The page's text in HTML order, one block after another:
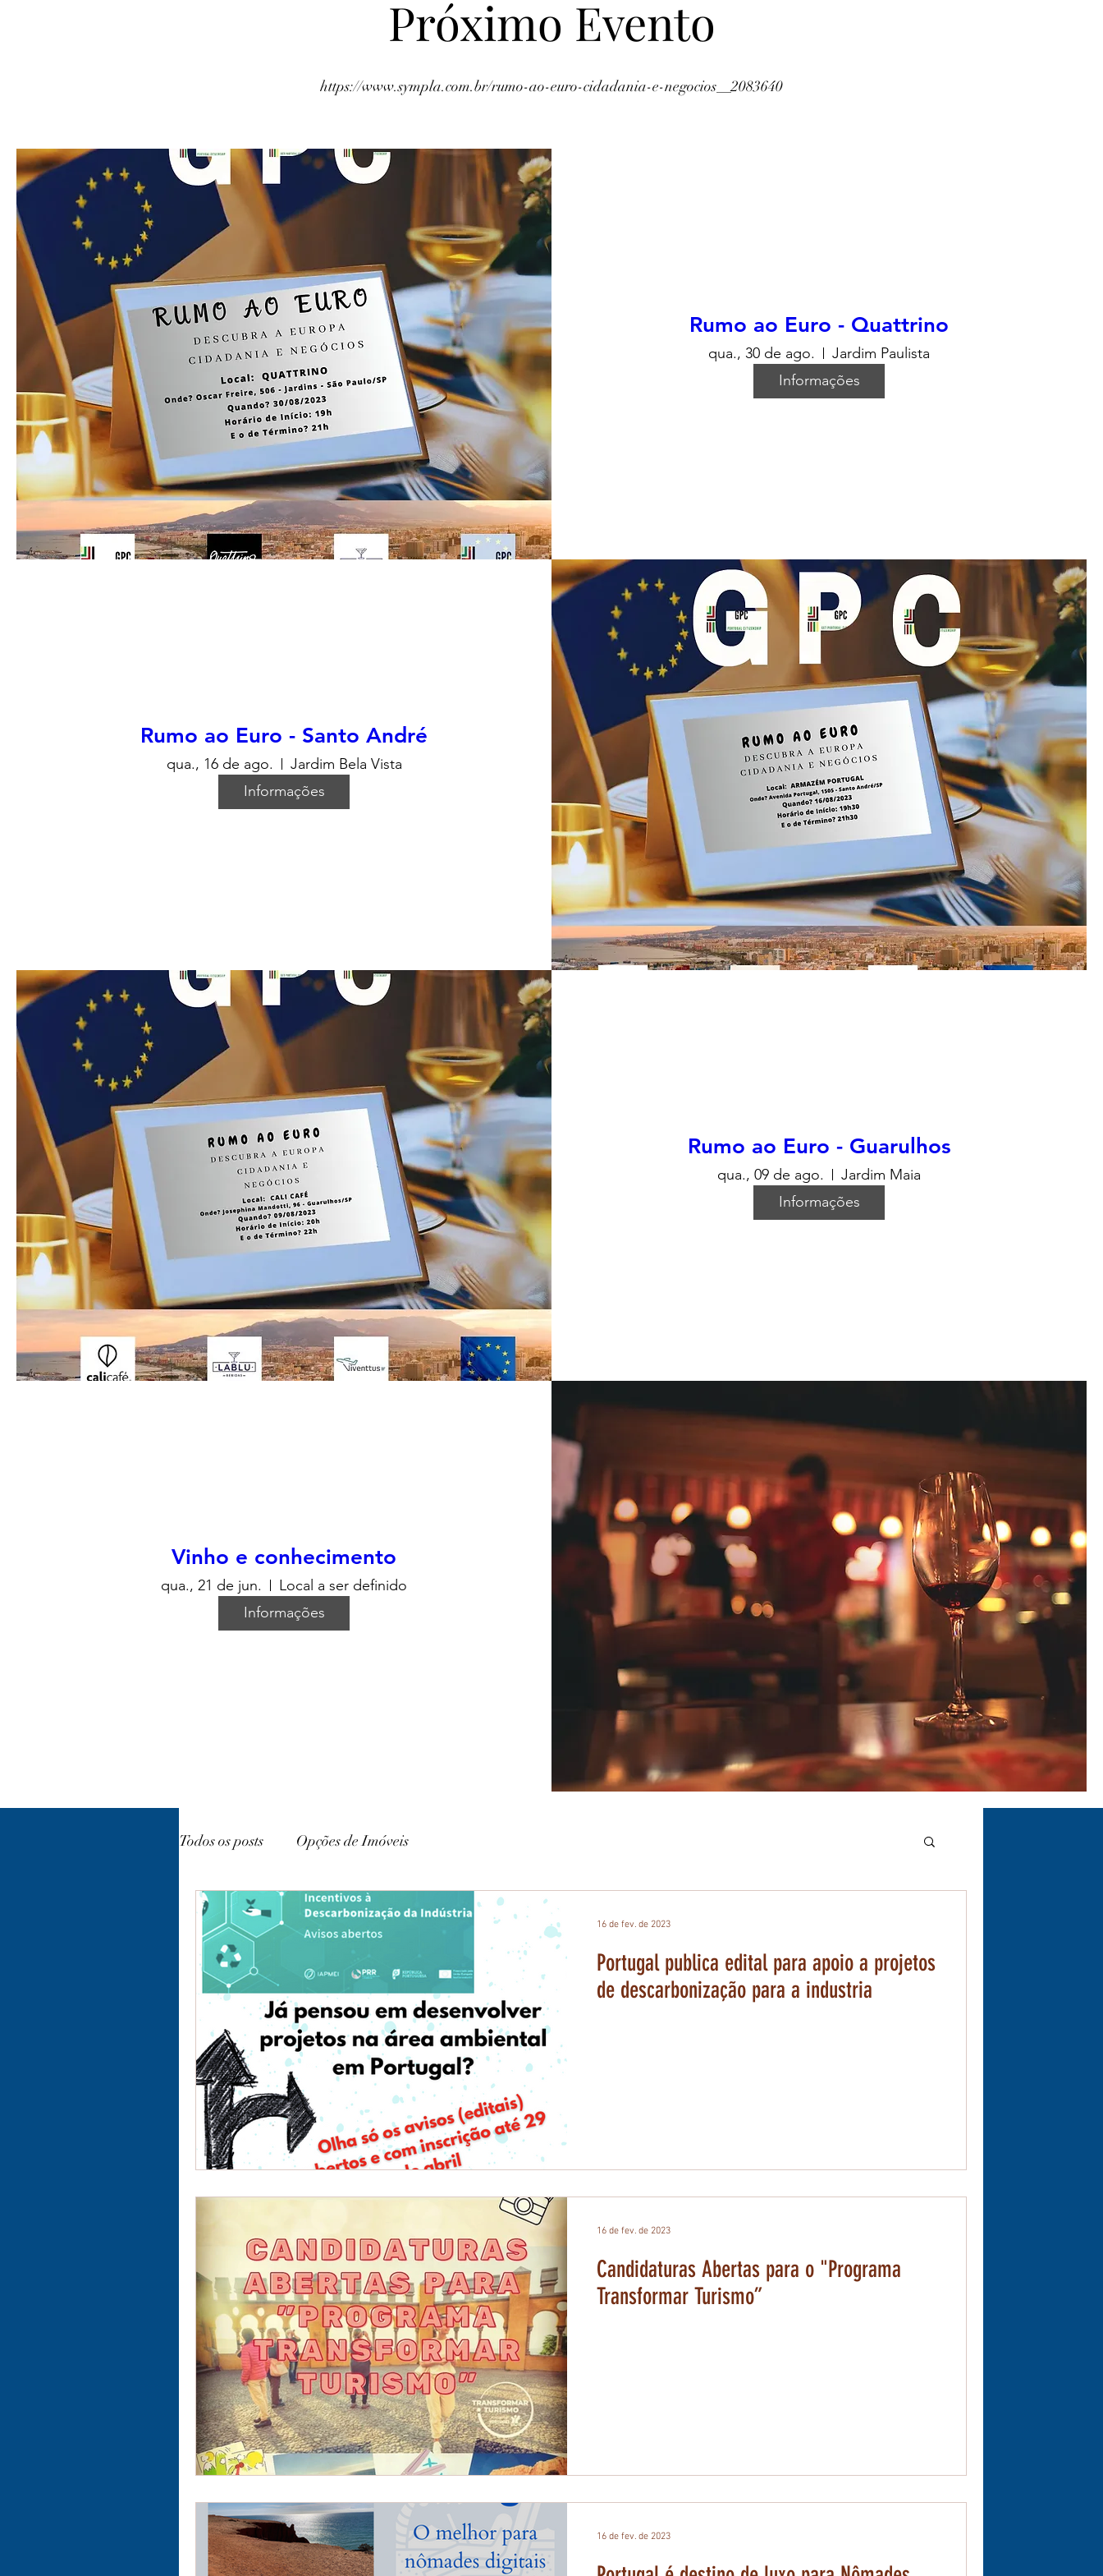
Próximo Evento
https://www.sympla.com.br/rumo-ao-euro-cidadania-e-negocios__2083640
Rumo ao Euro - Quattrino
qua., 30 de ago.
Jardim Paulista
Informações
Rumo ao Euro - Santo André
qua., 16 de ago.
Jardim Bela Vista
Informações
Rumo ao Euro - Guarulhos
qua., 09 de ago.
Jardim Maia
Informações
Vinho e conhecimento
qua., 21 de jun.
Local a ser definido
Informações
Todos os posts Opções de Imóveis
Portugal publica edital para apoio a projetos
de descarbonização para a industria
16 de fev. de 2023
Candidaturas Abertas para o "Programa
Transformar Turismo”
16 de fev. de 2023
16 de fev. de 2023